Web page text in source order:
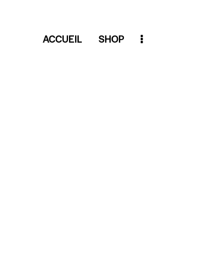
ACCUEIL SHOP